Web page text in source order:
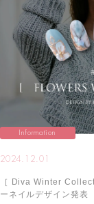
Information
2024.12.01
［ Diva Winter
ーネイルデザイン発表